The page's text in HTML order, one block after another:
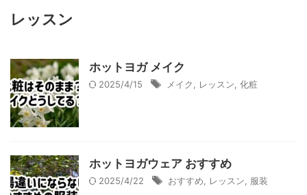
レッスン
ホットヨガ メイク
2025/4/15 メイク レッスン 化粧
ホットヨガウェア おすすめ
2025/4/22 おすすめ レッスン 服装